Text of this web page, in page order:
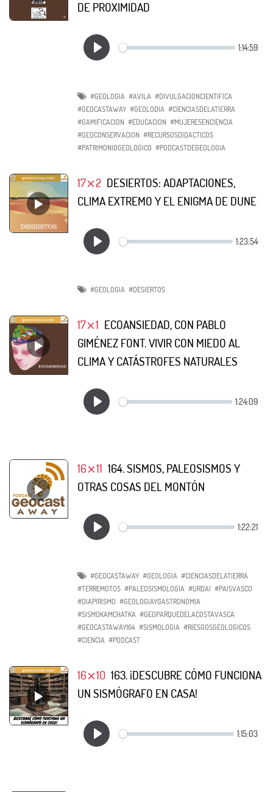
DE PROXIMIDAD
#GEOLOGIA #AVILA #DIVULGACIONCIENTIFICA
#GEOCASTAWAY #GEOLODIA #CIENCIASDELATIERRA
#GAMIFICACION #EDUCACION #MUJERESENCIENCIA
#GEOCONSERVACION #RECURSOSDIDACTICOS
#PATRIMONIOGEOLOGICO #PODCASTDEGEOLOGIA
17⨯2 DESIERTOS: ADAPTACIONES,
CLIMA EXTREMO Y EL ENIGMA DE DUNE
#GEOLOGIA #DESIERTOS
17⨯1 ECOANSIEDAD, CON PABLO
GIMÉNEZ FONT. VIVIR CON MIEDO AL
CLIMA Y CATÁSTROFES NATURALES
16⨯11 164. SISMOS, PALEOSISMOS Y
OTRAS COSAS DEL MONTÓN
#GEOCASTAWAY #GEOLOGIA #CIENCIASDELATIERRA
#TERREMOTOS #PALEOSISMOLOGIA #URDAI #PAISVASCO
#DIAPIRISMO #GEOLOGIAYGASTRONOMIA
#SISMOKAMCHATKA #GEOPARQUEDELACOSTAVASCA
#GEOCASTAWAY164 #SISMOLOGIA #RIESGOSGEOLOGICOS
#CIENCIA #PODCAST
16⨯10 163. ¡DESCUBRE CÓMO FUNCIONA
UN SISMÓGRAFO EN CASA!